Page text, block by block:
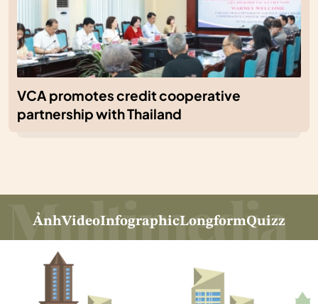
VCA promotes credit cooperative
partnership with Thailand
ẢnhVideoInfographicLongformQuizz